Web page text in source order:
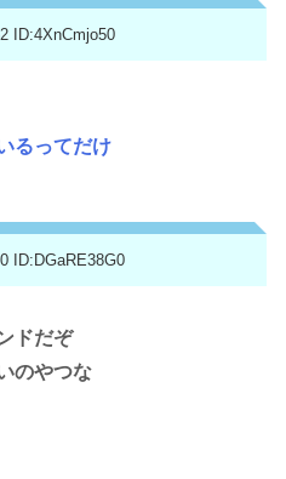
ID:4XnCmjo50
るってだけ
ID:DGaRE38G0
ドだぞ
のやつな